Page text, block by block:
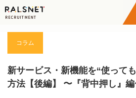
コラム
新サービス・新機能を“使って
方法【後編】 〜『背中押し』